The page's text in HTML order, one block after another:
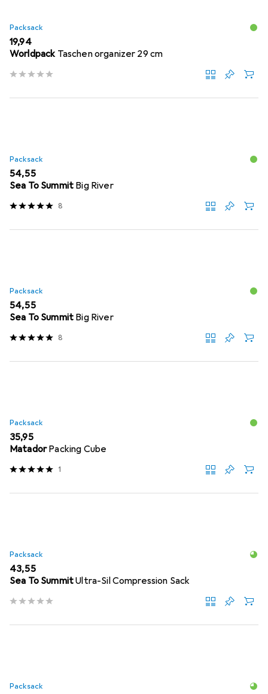
Packsack
EUR
19,94
Worldpack Taschen organizer 29 cm
Packsack
EUR
54,55
Sea To Summit Big River
8
Packsack
EUR
54,55
Sea To Summit Big River
8
Packsack
EUR
35,95
MatadorPacking Cube
1
Packsack
EUR
43,55
Sea To SummitUltra-Sil Compression Sack
Packsack